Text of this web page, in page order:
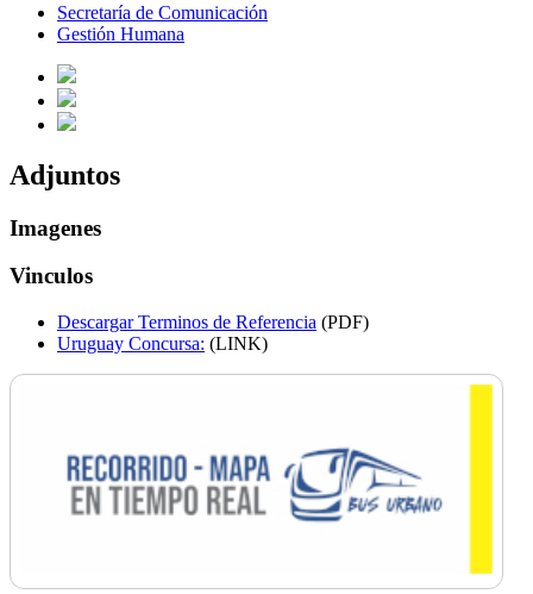
Secretaría de Comunicación
Gestión Humana
Adjuntos
Imagenes
Vinculos
Descargar Terminos de Referencia (PDF)
Uruguay Concursa: (LINK)